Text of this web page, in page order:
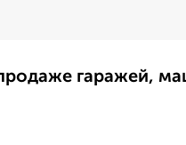
гаражей,